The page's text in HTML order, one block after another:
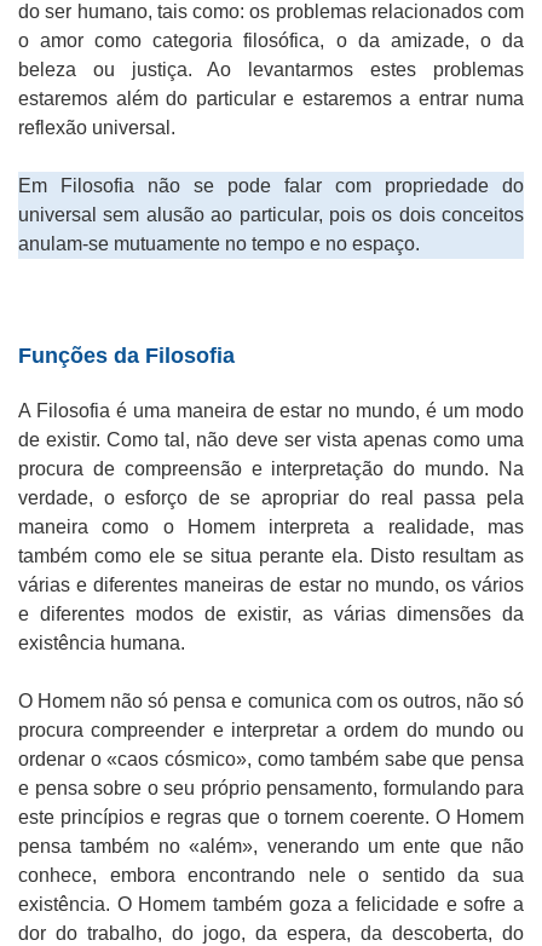
do ser humano, tais como: os problemas relacionados com
o amor como categoria filosófica, o da amizade, o da
beleza ou justiça. Ao levantarmos estes problemas
estaremos além do particular e estaremos a entrar numa
reflexão universal.
Em Filosofia não se pode falar com propriedade do
universal sem alusão ao particular, pois os dois conceitos
anulam-se mutuamente no tempo e no espaço.
Funções da Filosofia
A Filosofia é uma maneira de estar no mundo, é um modo
de existir. Como tal, não deve ser vista apenas como uma
procura de compreensão e interpretação do mundo. Na
verdade, o esforço de se apropriar do real passa pela
maneira como o Homem interpreta a realidade, mas
também como ele se situa perante ela. Disto resultam as
várias e diferentes maneiras de estar no mundo, os vários
e diferentes modos de existir, as várias dimensões da
existência humana.
O Homem não só pensa e comunica com os outros, não só
procura compreender e interpretar a ordem do mundo ou
ordenar o «caos cósmico», como também sabe que pensa
e pensa sobre o seu próprio pensamento, formulando para
este princípios e regras que o tornem coerente. O Homem
pensa também no «além», venerando um ente que não
conhece, embora encontrando nele o sentido da sua
existência. O Homem também goza a felicidade e sofre a
dor do trabalho, do jogo, da espera, da descoberta, do